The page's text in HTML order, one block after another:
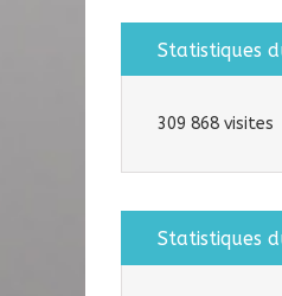
Statistiques
309 868 visites
Statistiques